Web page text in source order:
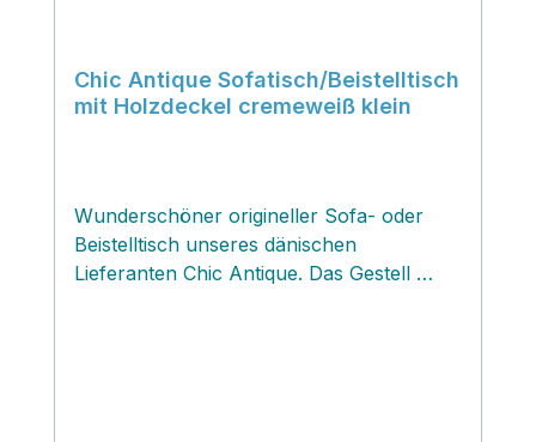
Chic Antique Sofatisch/Beistelltisch
mit Holzdeckel cremeweiß klein
Wunderschöner origineller Sofa- oder
Beistelltisch unseres dänischen
Lieferanten Chic Antique. Das Gestell